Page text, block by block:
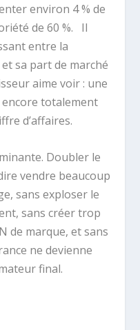
environ 4 % de
de 60 %.
Il
entre la
sa part de marché
aime voir : une
encore totalement
d’affaires.
Doubler le
vendre beaucoup
sans exploser le
sans créer trop
de marque, et sans
ne devienne
final.